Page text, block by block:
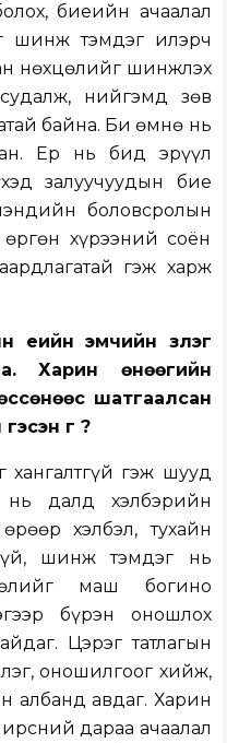
биеийн ачаалал
шинж тэмдэг илэрч
нөхцөлийг шинжлэх
судалж, нийгэмд зөв
байна. Би өмнө нь
Ер нь бид эрүүл
залуучуудын бие
боловсролын
хүрээний соён
гэж харж
үеийн эмчийн үзлэг
Харин өнөөгийн
шатгаалсан
үг үү?
гэж шууд
нь далд хэлбэрийн
хэлбэл, тухайн
шинж тэмдэг нь
маш богино
бүрэн оношлох
Цэрэг татлагын
оношилгоог хийж,
албанд авдаг. Харин
дараа ачаалал